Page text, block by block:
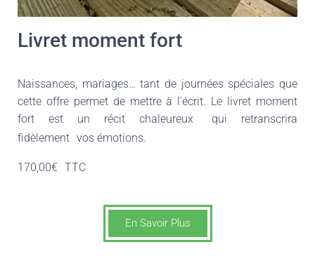
Livret moment fort
Naissances, mariages… tant de journées spéciales que
cette offre permet de mettre à l’écrit. Le livret moment
fort est un récit chaleureux
qui retranscrira
fidèlement vos émotions.
170,00€ TTC
En Savoir Plus